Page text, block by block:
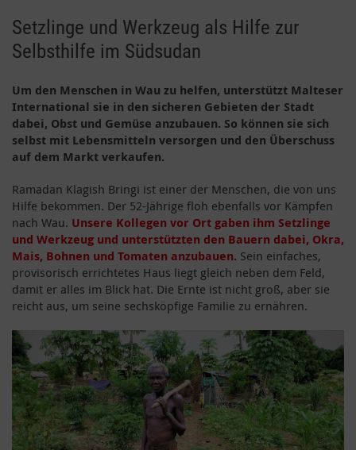
Setzlinge und Werkzeug als Hilfe zur
Selbsthilfe im Südsudan
Um den Menschen in Wau zu helfen, unterstützt Malteser
International sie in den sicheren Gebieten der Stadt
dabei, Obst und Gemüse anzubauen. So können sie sich
selbst mit Lebensmitteln versorgen und den Überschuss
auf dem Markt verkaufen.
Ramadan Klagish Bringi ist einer der Menschen, die von uns
Hilfe bekommen. Der 52-Jährige floh ebenfalls vor Kämpfen
nach Wau. Unsere Kollegen vor Ort gaben ihm Setzlinge
und Werkzeug und unterstützten den Bauern dabei, Okra,
Mais, Bohnen und Tomaten anzubauen. Sein einfaches,
provisorisch errichtetes Haus liegt gleich neben dem Feld,
damit er alles im Blick hat. Die Ernte ist nicht groß, aber sie
reicht aus, um seine sechsköpfige Familie zu ernähren.